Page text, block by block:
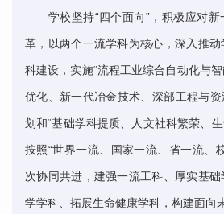
学校坚持“四个面向”，积极应对
革，以两个一流学科为核心，深入推
科建设，实施“流程工业综合自动化与
优化、新一代冶金技术、深部工程与
划和“基础学科提质、人文社科繁荣、生
按照“世界一流、国家一流、省一流、
次协同共进，建强一流工科、厚实基
学学科、拓展生命健康学科，构建面向